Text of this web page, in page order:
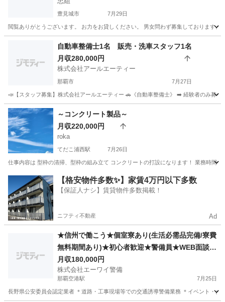
豊見城市 7月29日
閲覧ありがとうございます。 お力をお貸しください。 男女問わず募集しております
その他
自動車整備士1名 販売・洗車スタッフ1名
月収280,000円
株式会社アールエーティー
那覇市 7月27日
📣【スタッフ募集】株式会社アールエーティー 🚗《自動車整備士》 ➡️ 経験者のみ募
沖縄 那覇市
～コンクリート製品～
月収220,000円
roka
てだこ浦西駅 7月26日
仕事内容は 型枠の清掃、型枠の組み立て コンクリートの打設になります！ 業務時間
中頭郡 てだこ浦西駅 その他
【格安物件多数✨】家賃4万円以下多数
【保証人ナシ】賃貸物件多数掲載！
ニフティ不動産 Ad
★信州で働こう★個室寮あり(生活必需品完備/寮費
無料期間あり)★初心者歓迎★警備員★WEB面談あ
り★交通費支給☆その他お気軽にご相談ください
☆
月収180,000円
株式会社エーワイ警備
那覇空港駅 7月25日
長野県公安委員会認定業者 ＊道路・工事現場等での交通誘導警備業務 ＊イベント・